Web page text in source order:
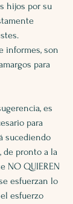
hijos por su
informes, son
para
es
para
sucediendo
de pronto a la
NO QUIEREN
esfuerzan lo
esfuerzo